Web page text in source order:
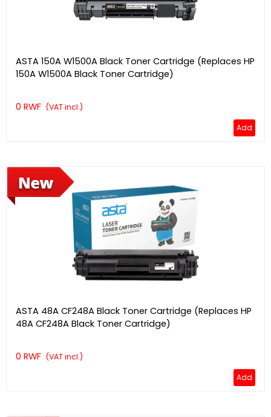
ASTA 150A W1500A Black Toner Cartridge (Replaces HP
150A W1500A Black Toner Cartridge)
0 RWF (VAT incl.)
Add
ASTA 48A CF248A Black Toner Cartridge (Replaces HP
48A CF248A Black Toner Cartridge)
0 RWF (VAT incl.)
Add